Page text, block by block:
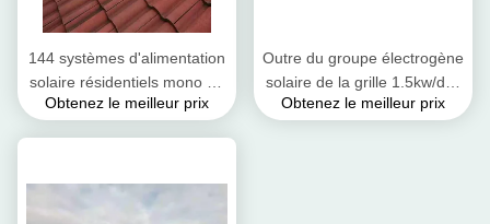
144 systèmes d'alimentation
solaire résidentiels mono de
lien de grille de cellules 5kw
Obtenez le meilleur prix
Outre du groupe électrogène
solaire de la grille 1.5kw/des
panneaux solaires
Obtenez le meilleur prix